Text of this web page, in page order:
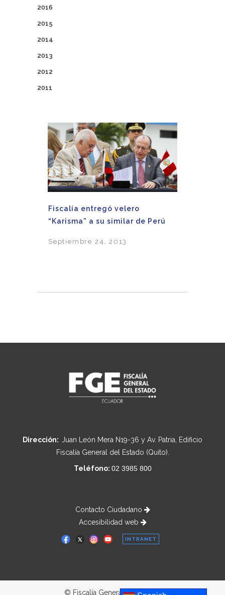
2016
2015
2014
2013
2012
2011
Fiscalía entregó velero
“Karisma” a su similar de Perú
Septiembre 24, 2013
Dirección: Juan León Mera N19-36 y Av. Patria, Edificio
Fiscalía General del Estado (Quito).
Teléfono: 02 3985 800
Contacto Ciudadano
Accesibilidad web
INTRANET
© Fiscalía General del Estado